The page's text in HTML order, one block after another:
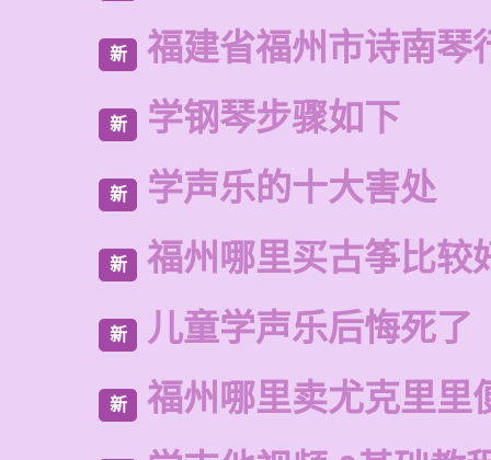
新 福建省福州市诗南琴
新 学钢琴步骤如下
新 学声乐的十大害处
新 福州哪里买古筝比较
新 儿童学声乐后悔死了
新 福州哪里卖尤克里里